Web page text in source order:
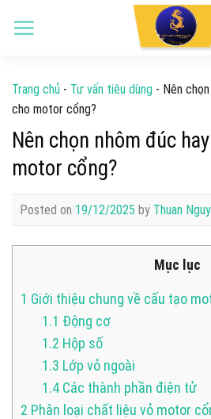
Trang chủ - Tư vấn tiêu dùng - Nên
cho motor cổng?
Nên chọn nhôm đúc
motor cổng?
Posted on 19/12/2025 by Thuan
Mục lục
1 Giới thiệu chung về cấu tạo
1.1 Động cơ
1.2 Hộp số
1.3 Lớp vỏ ngoài
1.4 Các thành phần điện tử
2 Phân loại chất liệu vỏ motor